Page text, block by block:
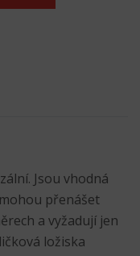
Jsou vhodná
přenášet
a vyžadují jen
ložiska